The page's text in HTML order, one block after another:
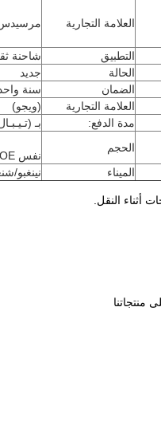
العلامة التجارية مرسيدس
التطبيق
شاحنة
الحالة
جديد
الضمان
سنة
العلامة التجارية
(ويجو)
مدة الدفع:
بـ
الحجم
نفس OE
الميناء
نينغبو/